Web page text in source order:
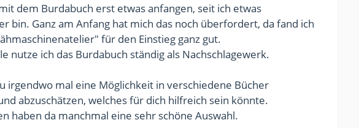
dem Burdabuch erst etwas anfangen, seit ich etwas
bin. Ganz am Anfang hat mich das noch überfordert, da fand ich
für den Einstieg ganz gut.
nutze ich das Burdabuch ständig als Nachschlagewerk.
irgendwo mal eine Möglichkeit in verschiedene Bücher
abzuschätzen, welches für dich hilfreich sein könnte.
haben da manchmal eine sehr schöne Auswahl.